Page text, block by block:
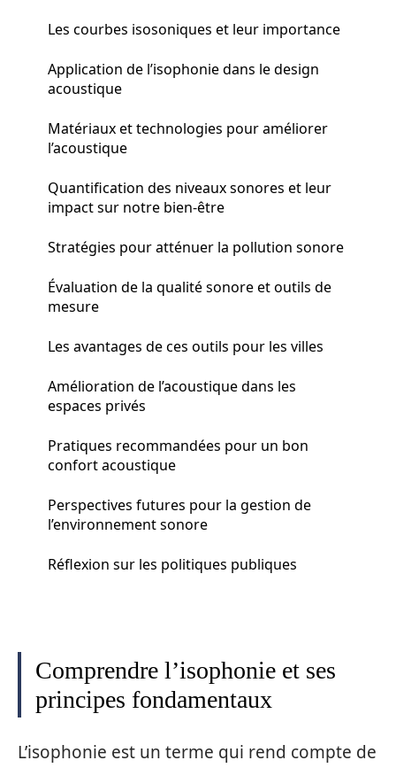
Les courbes isosoniques et leur importance
Application de l’isophonie dans le design
acoustique
Matériaux et technologies pour améliorer
l’acoustique
Quantification des niveaux sonores et leur
impact sur notre bien-être
Stratégies pour atténuer la pollution sonore
Évaluation de la qualité sonore et outils de
mesure
Les avantages de ces outils pour les villes
Amélioration de l’acoustique dans les
espaces privés
Pratiques recommandées pour un bon
confort acoustique
Perspectives futures pour la gestion de
l’environnement sonore
Réflexion sur les politiques publiques
Comprendre l’isophonie et ses
principes fondamentaux
L’isophonie est un terme qui rend compte de